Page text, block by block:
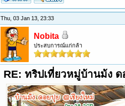
Thu, 03 Jan 13, 23:33
Nobita
ประสบการณ์แก่กล้า
RE: ทริปเที่ยวหมู่บ้านม้ง